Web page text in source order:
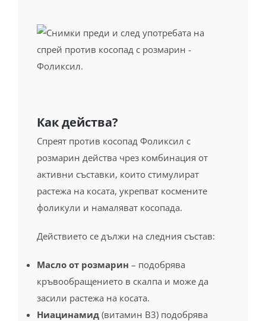
Как действа?
Спреят против косопад Фоликсил с
розмарин действа чрез комбинация от
активни съставки, които стимулират
растежа на косата, укрепват космените
фоликули и намаляват косопада.
Действието се дължи на следния състав:
Масло от розмарин – подобрява
кръвообращението в скалпа и може да
засили растежа на косата.
Ниацинамид(витамин B3) подобрява